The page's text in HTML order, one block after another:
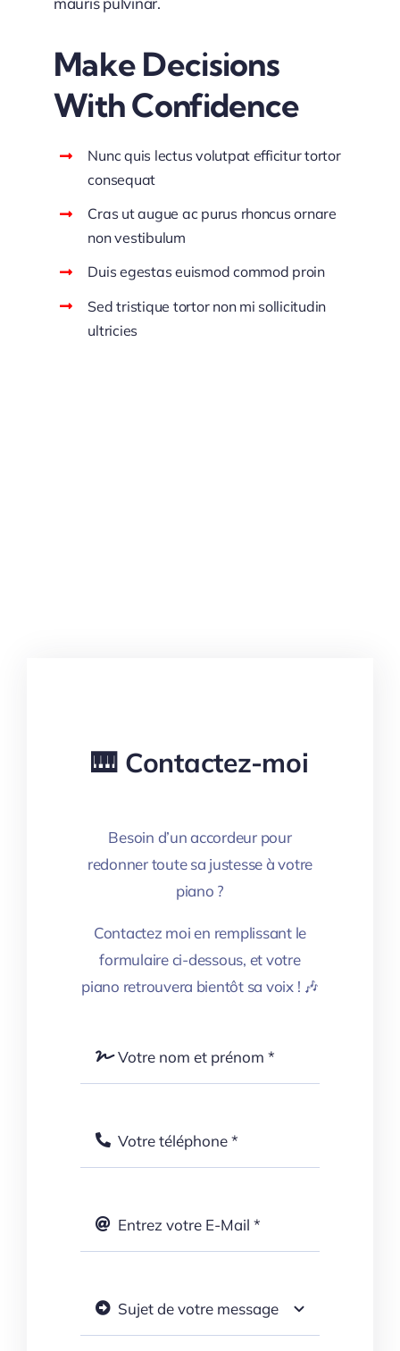
Make Decisions
With Confidence
Nunc quis lectus volutpat efficitur tortor
consequat
Cras ut augue ac purus rhoncus ornare
non vestibulum
Duis egestas euismod commod proin
Sed tristique tortor non mi sollicitudin
ultricies
🎹 Contactez-moi
Besoin d’un accordeur pour
redonner toute sa justesse à votre
piano ?
Contactez moi en remplissant le
formulaire ci-dessous, et votre
piano retrouvera bientôt sa voix ! 🎶